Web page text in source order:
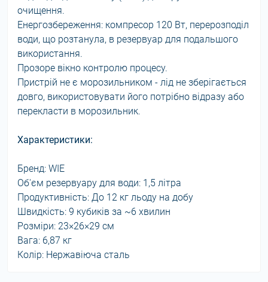
очищення.
Енергозбереження: компресор 120 Вт, перерозподіл
води, що розтанула, в резервуар для подальшого
використання.
Прозоре вікно контролю процесу.
Пристрій не є морозильником - лід не зберігається
довго, використовувати його потрібно відразу або
перекласти в морозильник.
Характеристики:
Бренд: WIE
Об'єм резервуару для води: 1,5 літра
Продуктивність: До 12 кг льоду на добу
Швидкість: 9 кубиків за ~6 хвилин
Розміри: 23×26×29 см
Вага: 6,87 кг
Колір: Нержавіюча сталь